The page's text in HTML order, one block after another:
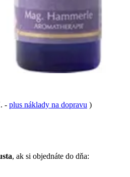
- plus náklady na dopravu )
, ak si objednáte do dňa: